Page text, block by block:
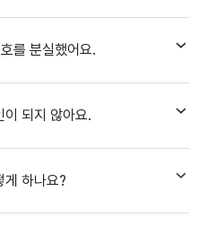
를 분실했어요.
이 되지 않아요.
게 하나요?